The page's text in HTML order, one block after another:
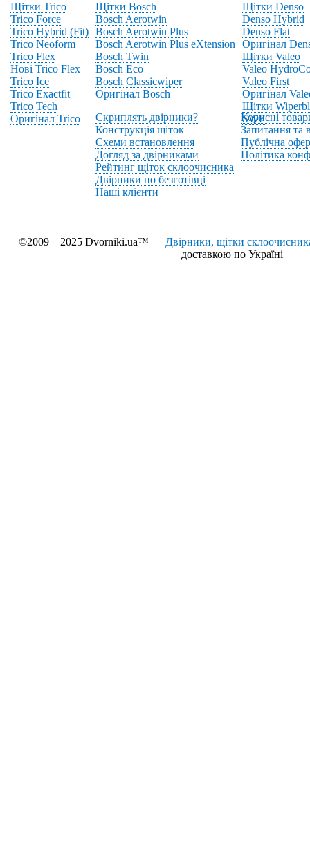
Щітки Trico
Trico Force
Trico Hybrid (Fit)
Trico Neoform
Trico Flex
Нові Trico Flex
Trico Ice
Trico Exactfit
Trico Tech
Оригінал Trico
Щітки Bosch
Bosch Aerotwin
Bosch Aerotwin Plus
Bosch Aerotwin Plus eXtension
Bosch Twin
Bosch Eco
Bosch Classicwiper
Оригінал Bosch
Щітки Denso
Denso Hybrid
Denso Flat
Оригінал
Щітки Valeo
Valeo
Valeo First
Оригінал
Щітки
SWF
Скриплять двірники?
Конструкція щіток
Схеми встановлення
Догляд за двірниками
Рейтинг щіток склоочисника
Двірники по безготівці
Наші клієнти
Корисні
Запитання та
Публічна
Політика
©2009—2025 Dvorniki.ua™ — Двірники, щітки
доставкою по Україні